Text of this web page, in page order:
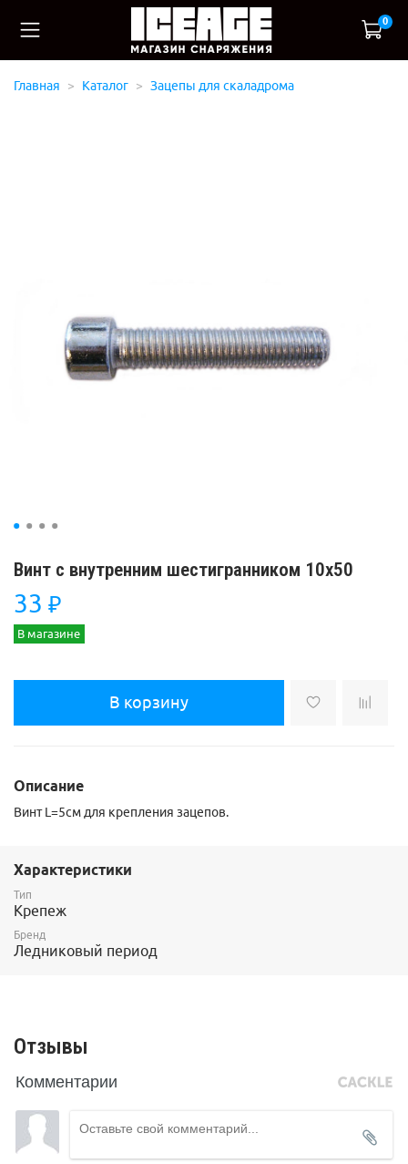
0
Главная Каталог Зацепы для скаладрома
Винт с внутренним шестигранником 10x50
33 ₽
В магазине
В корзину
Описание
Винт L=5см для крепления зацепов.
Характеристики
Тип
Крепеж
Бренд
Ледниковый период
Отзывы
Комментарии